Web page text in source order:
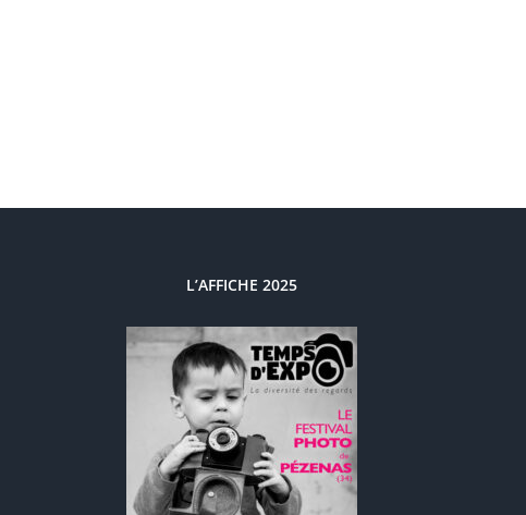
L’AFFICHE 2025